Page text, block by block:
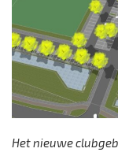
Het nieuwe